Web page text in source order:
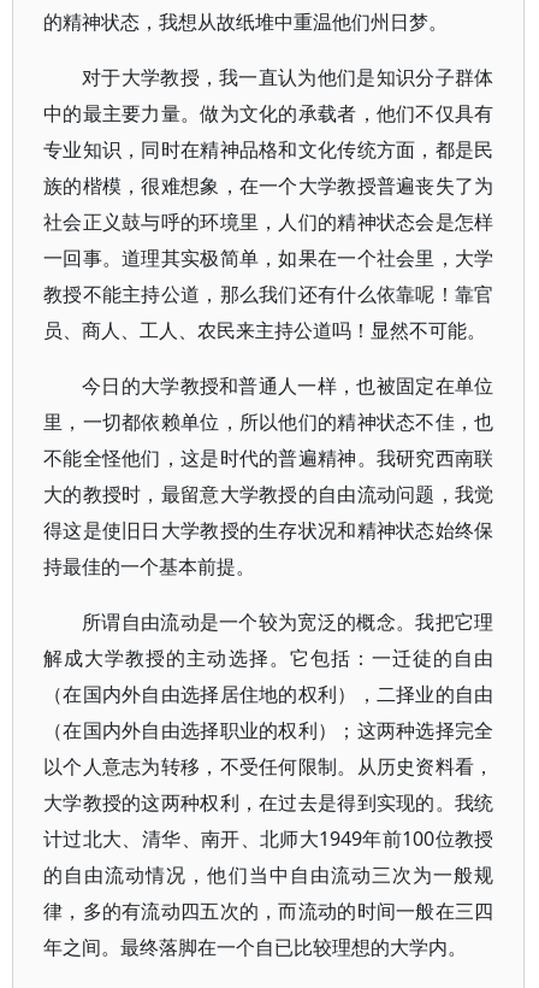
的精神状态，我想从故纸堆中重温他们州日梦。
对于大学教授，我一直认为他们是知识分子群体
中的最主要力量。做为文化的承载者，他们不仅具有
专业知识，同时在精神品格和文化传统方面，都是民
族的楷模，很难想象，在一个大学教授普遍丧失了为
社会正义鼓与呼的环境里，人们的精神状态会是怎样
一回事。道理其实极简单，如果在一个社会里，大学
教授不能主持公道，那么我们还有什么依靠呢！靠官
员、商人、工人、农民来主持公道吗！显然不可能。
今日的大学教授和普通人一样，也被固定在单位
里，一切都依赖单位，所以他们的精神状态不佳，也
不能全怪他们，这是时代的普遍精神。我研究西南联
大的教授时，最留意大学教授的自由流动问题，我觉
得这是使旧日大学教授的生存状况和精神状态始终保
持最佳的一个基本前提。
所谓自由流动是一个较为宽泛的概念。我把它理
解成大学教授的主动选择。它包括：一迁徒的自由
（在国内外自由选择居住地的权利），二择业的自由
（在国内外自由选择职业的权利）；这两种选择完全
以个人意志为转移，不受任何限制。从历史资料看，
大学教授的这两种权利，在过去是得到实现的。我统
计过北大、清华、南开、北师大1949年前100位教授
的自由流动情况，他们当中自由流动三次为一般规
律，多的有流动四五次的，而流动的时间一般在三四
年之间。最终落脚在一个自已比较理想的大学内。